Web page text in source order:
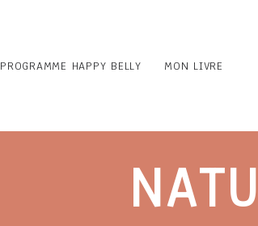
PROGRAMME HAPPY BELLY MON LIVRE